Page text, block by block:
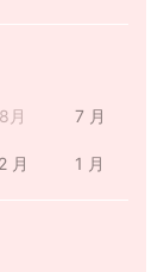
8月 7 月
2 月 1 月